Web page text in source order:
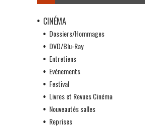
CINÉMA
Dossiers/Hommages
DVD/Blu-Ray
Entretiens
Evénements
Festival
Livres et Revues Cinéma
Nouveautés salles
Reprises